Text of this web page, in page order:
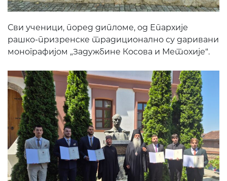
Сви ученици, поред дипломе, од Епархије
рашко-призренске традиционално су даривани
монографијом „Задужбине Косова и Метохије“.